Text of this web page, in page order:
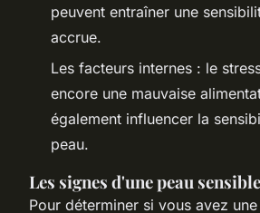
peuvent entraîner une
accrue.
Les facteurs internes : le
encore une mauvaise
également influencer la
peau.
Les signes d'une peau sensible
Pour déterminer si vous avez